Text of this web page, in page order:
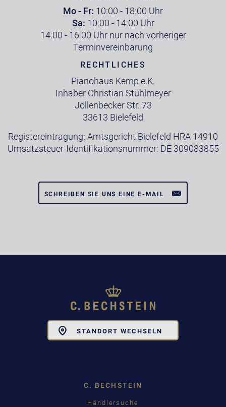
Mo - Fr: 10:00 - 18:00 Uhr
Sa: 10:00 - 14:00 Uhr
14:00 - 16:00 Uhr nur nach vorheriger
Terminvereinbarung
RECHTLICHES
Pianohaus Kemp e.K.
Inhaber Christian Stühlmeyer
Jöllenbecker Str. 73
33613 Bielefeld
Registereintragung: Amtsgericht Bielefeld HRA 14910
Umsatzsteuer-Identifikationsnummer: DE 309083855
SCHREIBEN SIE UNS EINE E-MAIL
STANDORT WECHSELN
C. BECHSTEIN
Händlersuche